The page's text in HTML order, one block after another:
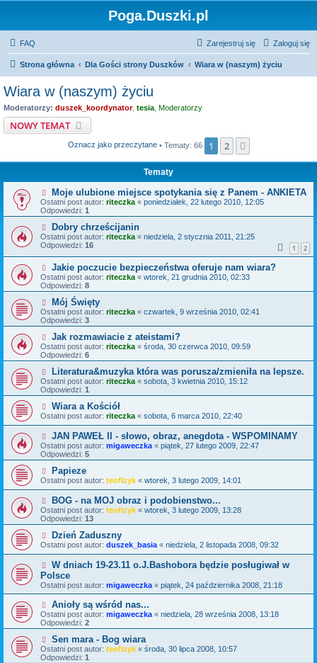
Poga.Duszki.pl
FAQ Zaloguj się
Zarejestruj się
Strona główna Dla Gości strony Duszków Wiara w (naszym) życiu
Wiara w (naszym) życiu
Moderatorzy: duszek_koordynator, tesia Moderatorzy
NOWY TEMAT
Oznacz jako przeczytane• Tematy: 66 1 2
Tematy
Moje ulubione miejsce spotykania się z Panem - ANKIETA
Ostatni post autor: riteczka « poniedziałek, 22 lutego 2010, 12:05
Odpowiedzi: 1
Dobry chrześcijanin
Ostatni post autor: riteczka « niedziela, 2 stycznia 2011, 21:25
Odpowiedzi: 16 1 2
Jakie poczucie bezpieczeństwa oferuje nam wiara?
Ostatni post autor: riteczka « wtorek, 21 grudnia 2010, 02:33
Odpowiedzi: 8
Mój Święty
Ostatni post autor: riteczka « czwartek, 9 września 2010, 02:41
Odpowiedzi: 3
Jak rozmawiacie z ateistami?
Ostatni post autor: riteczka « środa, 30 czerwca 2010, 09:59
Odpowiedzi: 6
Literatura&muzyka która was porusza/zmieniła na lepsze.
Ostatni post autor: riteczka « sobota, 3 kwietnia 2010, 15:12
Odpowiedzi: 1
Wiara a Kościół
Ostatni post autor: riteczka « sobota, 6 marca 2010, 22:40
JAN PAWEŁ II - słowo, obraz, anegdota - WSPOMINAMY
Ostatni post autor: migaweczka « piątek, 27 lutego 2009, 22:47
Odpowiedzi: 5
Papieze
Ostatni post autor: teofizyk « wtorek, 3 lutego 2009, 14:01
BOG - na MOJ obraz i podobienstwo...
Ostatni post autor: teofizyk « wtorek, 3 lutego 2009, 13:28
Odpowiedzi: 13
Dzień Zaduszny
Ostatni post autor: duszek_basia « niedziela, 2 listopada 2008, 09:32
W dniach 19-23.11 o.J.Bashobora będzie posługiwał w
Polsce
Ostatni post autor: migaweczka « piątek, 24 października 2008, 21:18
Anioły są wśród nas...
Ostatni post autor: migaweczka « niedziela, 28 września 2008, 13:18
Odpowiedzi: 2
Sen mara - Bog wiara
Ostatni post autor: teofizyk « środa, 30 lipca 2008, 10:57
Odpowiedzi: 1